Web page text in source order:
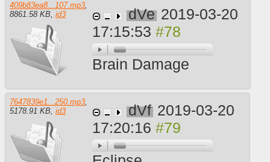
409b83ea8...107.mp3,
8861.58 KB, id3 dVe 2019-03-20
17:15:53
Brain Damage
7647839e1...250.mp3
5178.91 KB id3 dVf 2019-03-20
17:20:16